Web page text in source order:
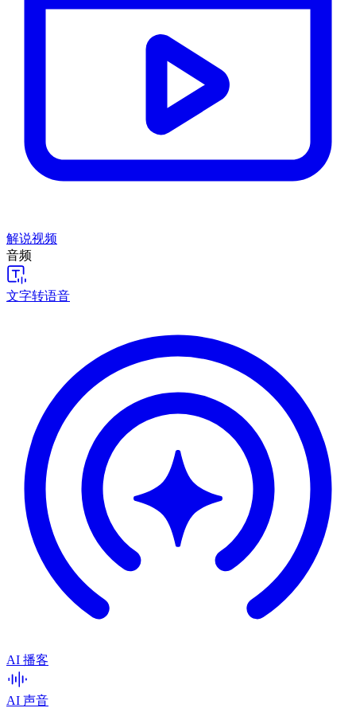
解说视频
音频
文字转语音
AI 播客
AI 声音